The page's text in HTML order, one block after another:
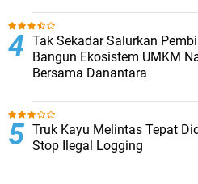
Tak Sekadar Salurkan
Bangun Ekosistem UMKM
Bersama Danantara
Truk Kayu Melintas Tepat
Stop Ilegal Logging